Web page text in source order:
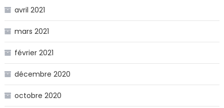
avril 2021
mars 2021
février 2021
décembre 2020
octobre 2020